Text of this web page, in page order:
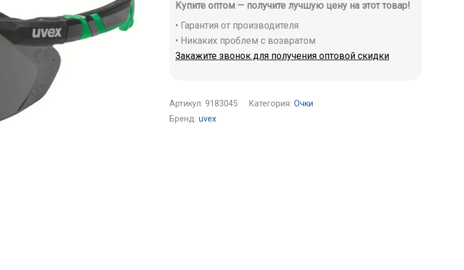
Купите оптом — получите лучшую цену на этот товар!
• Гарантия от производителя
• Никаких проблем с возвратом
Закажите звонок для получения оптовой скидки
Артикул: 9183045 Категория: Очки
Бренд: uvex